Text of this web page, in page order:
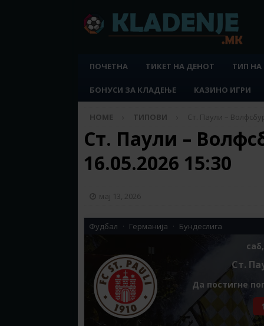
ПОЧЕТНА ТИКЕТ НА ДЕНОТ ТИП
БОНУСИ ЗА КЛАДЕЊЕ КАЗИНО ИГРИ
HOME ТИПОВИ Ст. Паули –
Ст. Паули –
16.05.2026 15:30
мај 13, 2026
Фудбал Германија Бундеслига
Ст.
Да постигне